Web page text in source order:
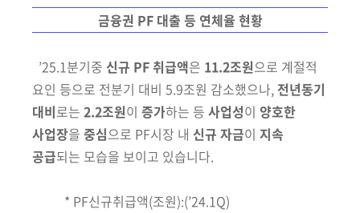
금융권 PF 대출 등 연체율 현황
’25.1분기중 신규 PF 취급액은 11.2조원으로 계절적
요인 등으로 전분기 대비 5.9조원 감소했으나,전년동기
대비로는 2.2조원이 증가하는 등 사업성이 양호한
사업장을 중심으로 PF시장 내 신규 자금이 지속
공급되는 모습을 보이고 있습니다.
* PF신규취급액(조원):(’24.1Q)